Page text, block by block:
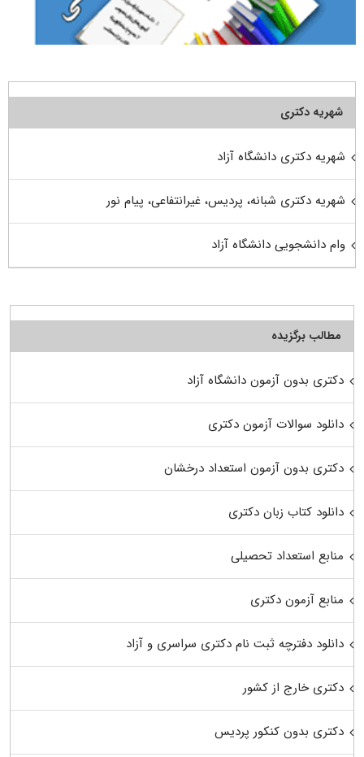
شهریه دکتری
شهریه دکتری دانشگاه آزاد
شهریه دکتری شبانه، پردیس، غیرانتفاعی، پیام نور
وام دانشجویی دانشگاه آزاد
مطالب برگزیده
دکتری بدون آزمون دانشگاه آزاد
دانلود سوالات آزمون دکتری
دکتری بدون آزمون استعداد درخشان
دانلود کتاب زبان دکتری
منابع استعداد تحصیلی
منابع آزمون دکتری
دانلود دفترچه ثبت نام دکتری سراسری و آزاد
دکتری خارج از کشور
دکتری بدون کنکور پردیس